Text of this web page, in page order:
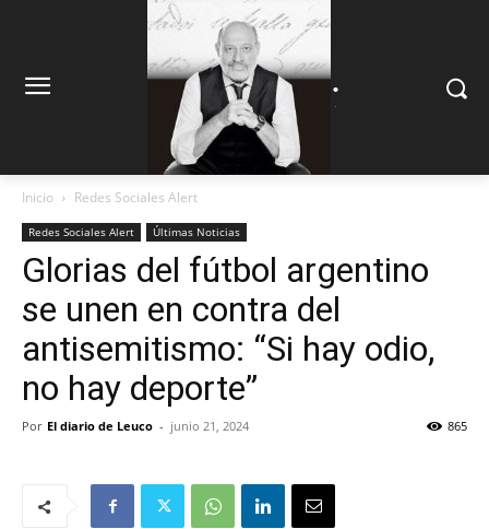
.
Inicio Redes Sociales Alert
Redes Sociales Alert Últimas Noticias
Glorias del fútbol argentino
se unen en contra del
antisemitismo: “Si hay odio,
no hay deporte”
Por El diario de Leuco - junio 21, 2024 865